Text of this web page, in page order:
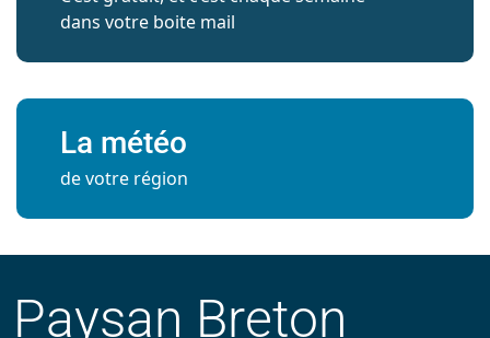
dans votre boite mail
La météo
de votre région
Paysan Breton